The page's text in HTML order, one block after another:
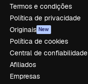
Termos e condições
Política de privacidade
Originais New
Política de cookies
Central de confiabilidade
Afiliados
Empresas